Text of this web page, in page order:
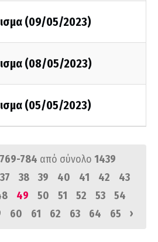
(09/05/2023)
(08/05/2023)
(05/05/2023)
769-784 από σύνολο 1439
37 38 39 40 41 42
43
49 50 51 52 53
54
60 61 62 63 64 65 ›